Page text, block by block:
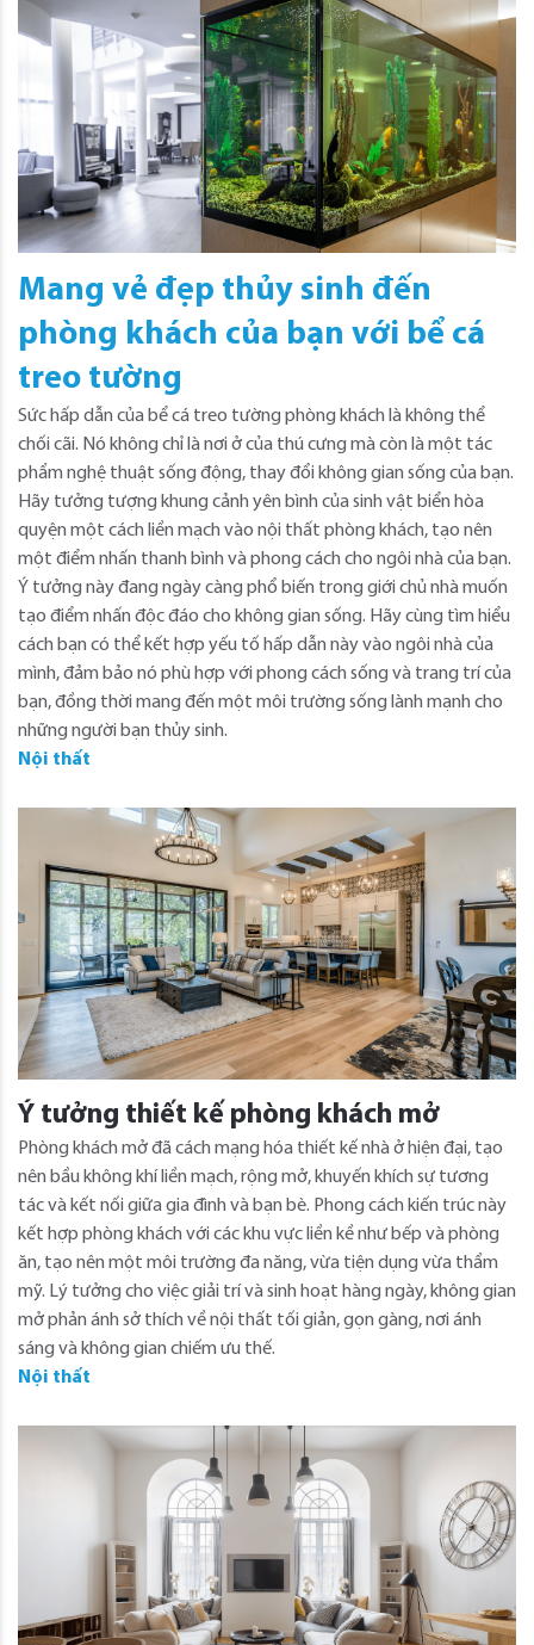
Mang vẻ đẹp thủy sinh đến
phòng khách của bạn với bể cá
treo tường
Sức hấp dẫn của bể cá treo tường phòng khách là không thể
chối cãi. Nó không chỉ là nơi ở của thú cưng mà còn là một tác
phẩm nghệ thuật sống động, thay đổi không gian sống của bạn.
Hãy tưởng tượng khung cảnh yên bình của sinh vật biển hòa
quyện một cách liền mạch vào nội thất phòng khách, tạo nên
một điểm nhấn thanh bình và phong cách cho ngôi nhà của bạn.
Ý tưởng này đang ngày càng phổ biến trong giới chủ nhà muốn
tạo điểm nhấn độc đáo cho không gian sống. Hãy cùng tìm hiểu
cách bạn có thể kết hợp yếu tố hấp dẫn này vào ngôi nhà của
mình, đảm bảo nó phù hợp với phong cách sống và trang trí của
bạn, đồng thời mang đến một môi trường sống lành mạnh cho
những người bạn thủy sinh.
Nội thất
Ý tưởng thiết kế phòng khách mở
Phòng khách mở đã cách mạng hóa thiết kế nhà ở hiện đại, tạo
nên bầu không khí liền mạch, rộng mở, khuyến khích sự tương
tác và kết nối giữa gia đình và bạn bè. Phong cách kiến ​​trúc này
kết hợp phòng khách với các khu vực liền kề như bếp và phòng
ăn, tạo nên một môi trường đa năng, vừa tiện dụng vừa thẩm
mỹ. Lý tưởng cho việc giải trí và sinh hoạt hàng ngày, không gian
mở phản ánh sở thích về nội thất tối giản, gọn gàng, nơi ánh
sáng và không gian chiếm ưu thế.
Nội thất